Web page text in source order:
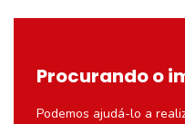
Procurando o
Podemos ajudá-lo a